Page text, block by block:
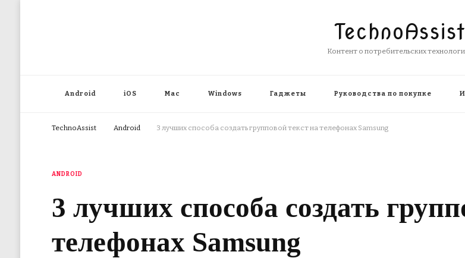
TechnoAssist
Контент о потребительских
Android iOS Mac Windows Гаджеты Руководства по покупке
TechnoAssist Android 3 лучших способа создать групповой текст на телефонах Samsung
ANDROID
3 лучших способа создать
телефонах Samsung